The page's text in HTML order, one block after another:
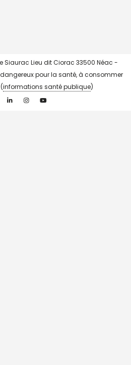
Siaurac Lieu dit Ciorac 33500 Néac -
pour la santé, à consommer
informations santé publique)
Linkedin InstagramYouTube